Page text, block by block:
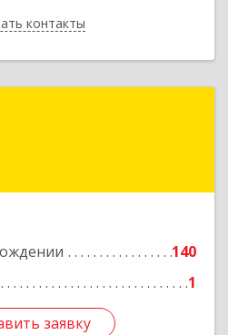
контакты
Назад
140
1
заявку
Подробнее
заявку